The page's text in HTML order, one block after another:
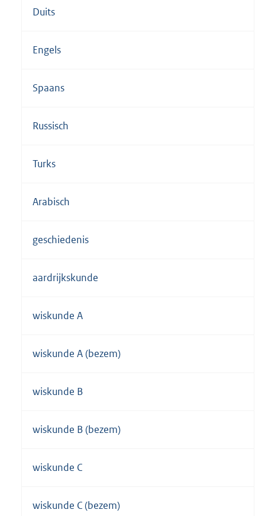
Duits
Engels
Spaans
Russisch
Turks
Arabisch
geschiedenis
aardrijkskunde
wiskunde A
wiskunde A (bezem)
wiskunde B
wiskunde B (bezem)
wiskunde C
wiskunde C (bezem)